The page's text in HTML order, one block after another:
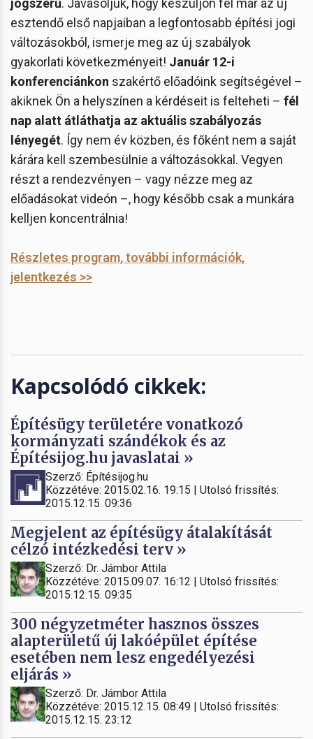
esztendő első napjaiban a legfontosabb építési jogi
változásokból, ismerje meg az új szabályok
gyakorlati következményeit! Január 12-i
konferenciánkon szakértő előadóink segítségével –
akiknek Ön a helyszínen a kérdéseit is felteheti – fél
nap alatt átláthatja az aktuális szabályozás
lényegét. Így nem év közben, és főként nem a saját
kárára kell szembesülnie a változásokkal. Vegyen
részt a rendezvényen – vagy nézze meg az
előadásokat videón –, hogy később csak a munkára
kelljen koncentrálnia!
Részletes program, további információk,
jelentkezés >>
Kapcsolódó cikkek:
Építésügy területére vonatkozó
kormányzati szándékok és az
Építésijog.hu javaslatai »
Szerző: Építésijog.hu
Közzétéve: 2015.02.16. 19:15 | Utolsó frissítés:
2015.12.15. 09:36
Megjelent az építésügy átalakítását
célzó intézkedési terv »
Szerző: Dr. Jámbor Attila
Közzétéve: 2015.09.07. 16:12 | Utolsó frissítés:
2015.12.15. 09:35
300 négyzetméter hasznos összes
alapterületű új lakóépület építése
esetében nem lesz engedélyezési
eljárás »
Szerző: Dr. Jámbor Attila
Közzétéve: 2015.12.15. 08:49 | Utolsó frissítés:
2015.12.15. 23:12